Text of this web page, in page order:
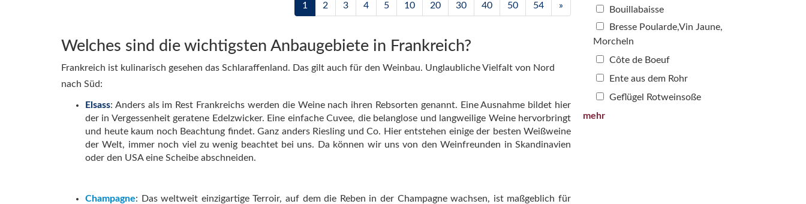
1 2 3 4 5 10 20 30 40 50 54 »
Welches sind die wichtigsten Anbaugebiete in Frankreich?
Frankreich ist kulinarisch gesehen das Schlaraffenland. Das gilt auch für den Weinbau. Unglaubliche Vielfalt von Nord
nach Süd:
Elsass: Anders als im Rest Frankreichs werden die Weine nach ihren Rebsorten genannt. Eine Ausnahme bildet hier
der in Vergessenheit geratene Edelzwicker. Eine einfache Cuvee, die belanglose und langweilige Weine hervorbringt
und heute kaum noch Beachtung findet. Ganz anders Riesling und Co. Hier entstehen einige der besten Weißweine
der Welt, immer noch viel zu wenig beachtet bei uns. Da können wir uns von den Weinfreunden in Skandinavien
oder den USA eine Scheibe abschneiden.
Champagne: Das weltweit einzigartige Terroir, auf dem die Reben in der Champagne wachsen, ist maßgeblich für
Bouillabaisse
Bresse Poularde,Vin Jaune,
Morcheln
Côte de Boeuf
Ente aus dem Rohr
Geflügel Rotweinsoße
mehr